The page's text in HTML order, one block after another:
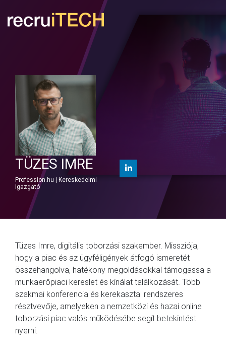
TÜZES IMRE
Profession.hu | Kereskedelmi
Igazgató
Tüzes Imre, digitális toborzási szakember. Missziója,
hogy a piac és az ügyféligények átfogó ismeretét
összehangolva, hatékony megoldásokkal támogassa a
munkaerőpiaci kereslet és kínálat találkozását. Több
szakmai konferencia és kerekasztal rendszeres
résztvevője, amelyeken a nemzetközi és hazai online
toborzási piac valós működésébe segít betekintést
nyerni.